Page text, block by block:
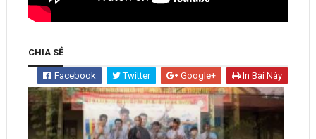
CHIA SẺ
Facebook Twitter Google+ In Bài Này